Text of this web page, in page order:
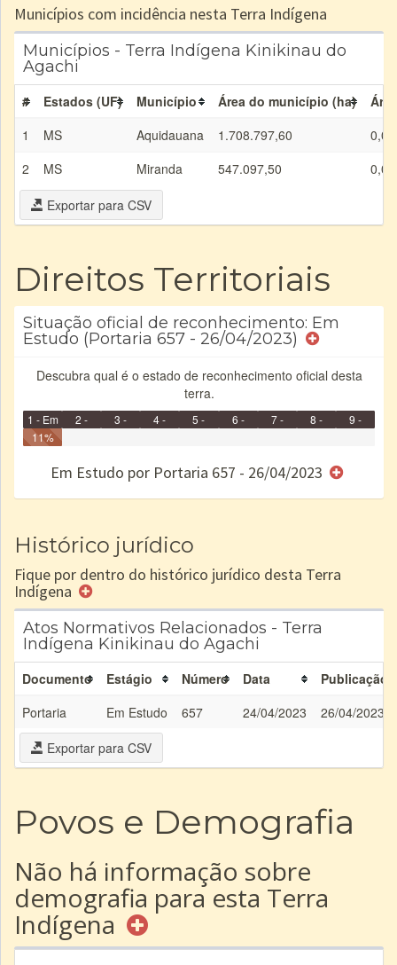
Municípios com incidência nesta Terra Indígena
Municípios - Terra Indígena Kinikinau do
Agachi
# Estados (UF) Município Área do município (ha)
1
MS Aquidauana 1.708.797,60
0,00
2
MS Miranda 547.097,50 0,00
Exportar para CSV
Direitos Territoriais
Situação oficial de reconhecimento: Em
Estudo (Portaria 657 - 26/04/2023)
Descubra qual é o estado de reconhecimento oficial desta
terra.
1 - Em
Identificação
2 -
3 -
4 -
5 -
6 -
e/ou
7 -
8 -
9 -
11%
Em Estudo por Portaria 657 - 26/04/2023
Histórico jurídico
Fique por dentro do histórico jurídico desta Terra
Indígena
Atos Normativos Relacionados - Terra
Indígena Kinikinau do Agachi
Documento Estágio Número Data
Publicação
Portaria
Em Estudo 657 24/04/2023
26/04/2023
Exportar para CSV
Povos e Demografia
Não há informação sobre
demografia para esta Terra
Indígena